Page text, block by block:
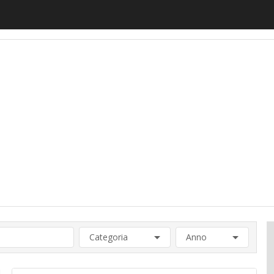
Categoria Anno